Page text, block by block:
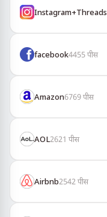
Instagram+Threads
facebook4455पीस
Amazon6769पीस
AOL2621 पीस
Airbnb2542 पीस